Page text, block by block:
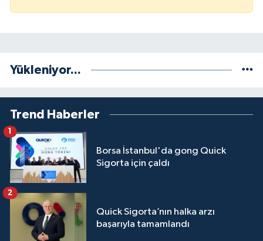
Yükleniyor...
Trend Haberler
Borsa İstanbul'da gong Quick
Sigorta için çaldı
1
Quick Sigorta’nın halka arzı
başarıyla tamamlandı
2